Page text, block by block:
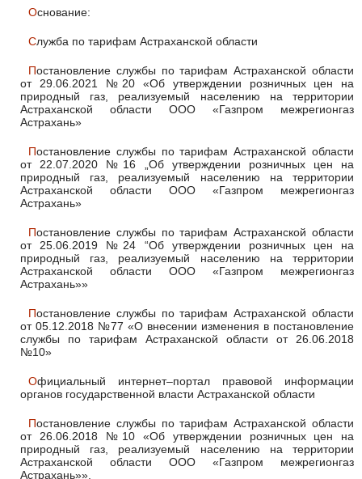
Основание:
Служба по тарифам Астраханской области
Постановление службы по тарифам Астраханской области
от 29.06.2021 №20 «Об утверждении розничных цен на
природный газ, реализуемый населению на территории
Астраханской области ООО «Газпром межрегионгаз
Астрахань»
Постановление службы по тарифам Астраханской области
от 22.07.2020 №16 „Об утверждении розничных цен на
природный газ, реализуемый населению на территории
Астраханской области ООО «Газпром межрегионгаз
Астрахань»
Постановление службы по тарифам Астраханской области
от 25.06.2019 №24 “Об утверждении розничных цен на
природный газ, реализуемый населению на территории
Астраханской области ООО «Газпром межрегионгаз
Астрахань»»
Постановление службы по тарифам Астраханской области
от 05.12.2018 №77 «О внесении изменения в постановление
службы по тарифам Астраханской области от 26.06.2018
№10»
Официальный интернет–портал правовой информации
органов государственной власти Астраханской области
Постановление службы по тарифам Астраханской области
от 26.06.2018 №10 «Об утверждении розничных цен на
природный газ, реализуемый населению на территории
Астраханской области ООО «Газпром межрегионгаз
Астрахань»».